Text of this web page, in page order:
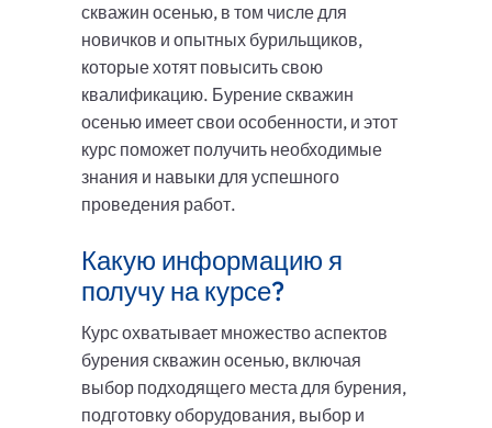
скважин осенью, в том числе для
новичков и опытных бурильщиков,
которые хотят повысить свою
квалификацию. Бурение скважин
осенью имеет свои особенности, и этот
курс поможет получить необходимые
знания и навыки для успешного
проведения работ.
Какую информацию я
получу на курсе?
Курс охватывает множество аспектов
бурения скважин осенью, включая
выбор подходящего места для бурения,
подготовку оборудования, выбор и